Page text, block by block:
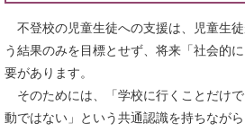
不登校の児童生徒への支援は、児童生
う結果のみを目標とせず、将来「社会的
要があります。
そのためには、「学校に行くことだけ
動ではない」という共通認識を持ちなが